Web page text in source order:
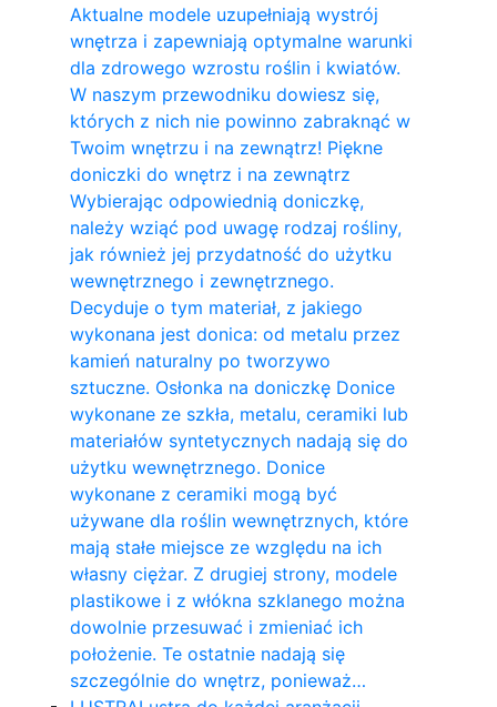
Aktualne modele uzupełniają wystrój
wnętrza i zapewniają optymalne warunki
dla zdrowego wzrostu roślin i kwiatów.
W naszym przewodniku dowiesz się,
których z nich nie powinno zabraknąć w
Twoim wnętrzu i na zewnątrz! Piękne
doniczki do wnętrz i na zewnątrz
Wybierając odpowiednią doniczkę,
należy wziąć pod uwagę rodzaj rośliny,
jak również jej przydatność do użytku
wewnętrznego i zewnętrznego.
Decyduje o tym materiał, z jakiego
wykonana jest donica: od metalu przez
kamień naturalny po tworzywo
sztuczne. Osłonka na doniczkę Donice
wykonane ze szkła, metalu, ceramiki lub
materiałów syntetycznych nadają się do
użytku wewnętrznego. Donice
wykonane z ceramiki mogą być
używane dla roślin wewnętrznych, które
mają stałe miejsce ze względu na ich
własny ciężar. Z drugiej strony, modele
plastikowe i z włókna szklanego można
dowolnie przesuwać i zmieniać ich
położenie. Te ostatnie nadają się
szczególnie do wnętrz, ponieważ…